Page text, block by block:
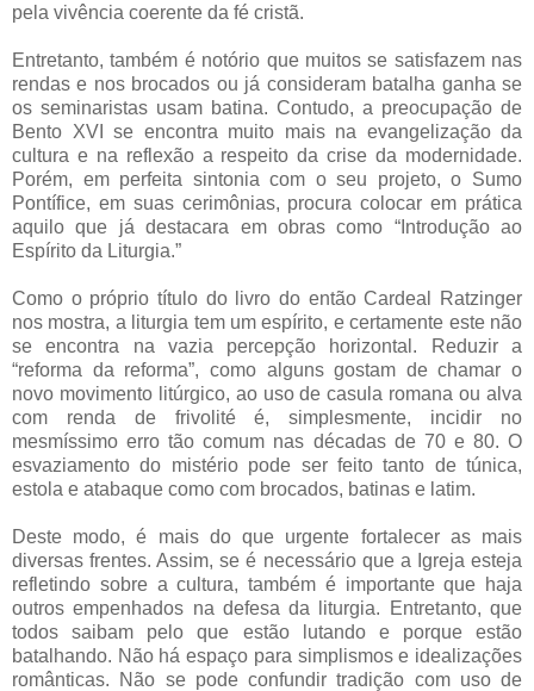
pela vivência coerente da fé cristã.
Entretanto, também é notório que muitos se satisfazem nas
rendas e nos brocados ou já consideram batalha ganha se
os seminaristas usam batina. Contudo, a preocupação de
Bento XVI se encontra muito mais na evangelização da
cultura e na reflexão a respeito da crise da modernidade.
Porém, em perfeita sintonia com o seu projeto, o Sumo
Pontífice, em suas cerimônias, procura colocar em prática
aquilo que já destacara em obras como “Introdução ao
Espírito da Liturgia.”
Como o próprio título do livro do então Cardeal Ratzinger
nos mostra, a liturgia tem um espírito, e certamente este não
se encontra na vazia percepção horizontal. Reduzir a
“reforma da reforma”, como alguns gostam de chamar o
novo movimento litúrgico, ao uso de casula romana ou alva
com renda de frivolité é, simplesmente, incidir no
mesmíssimo erro tão comum nas décadas de 70 e 80. O
esvaziamento do mistério pode ser feito tanto de túnica,
estola e atabaque como com brocados, batinas e latim.
Deste modo, é mais do que urgente fortalecer as mais
diversas frentes. Assim, se é necessário que a Igreja esteja
refletindo sobre a cultura, também é importante que haja
outros empenhados na defesa da liturgia. Entretanto, que
todos saibam pelo que estão lutando e porque estão
batalhando. Não há espaço para simplismos e idealizações
românticas. Não se pode confundir tradição com uso de